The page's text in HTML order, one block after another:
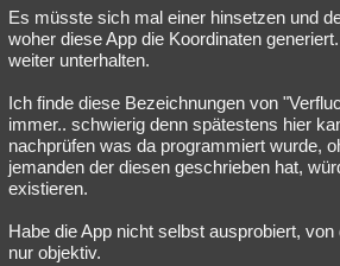
Es müsste sich mal einer hinsetzen und
woher diese App die Koordinaten
weiter unterhalten.
Ich finde diese Bezeichnungen von
immer.. schwierig denn spätestens hier
nachprüfen was da programmiert wurde,
jemanden der diesen geschrieben hat,
existieren.
Habe die App nicht selbst ausprobiert,
nur objektiv.